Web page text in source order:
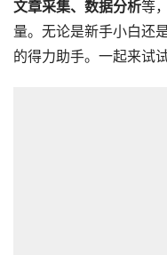
文章采集、数据分析等
量。无论是新手小白还
的得力助手。一起来试